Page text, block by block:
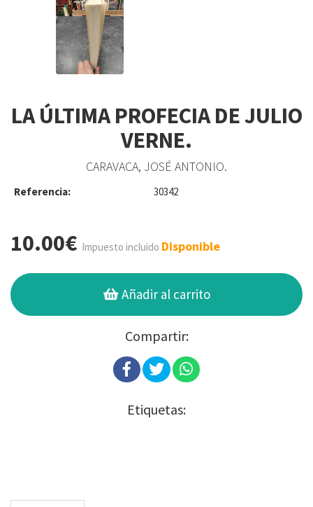
LA ÚLTIMA PROFECIA DE JULIO
VERNE.
CARAVACA, JOSÉ ANTONIO.
Referencia: 30342
10.00€ Impuesto incluido Disponible
Añadir al carrito
Compartir:
Etiquetas: